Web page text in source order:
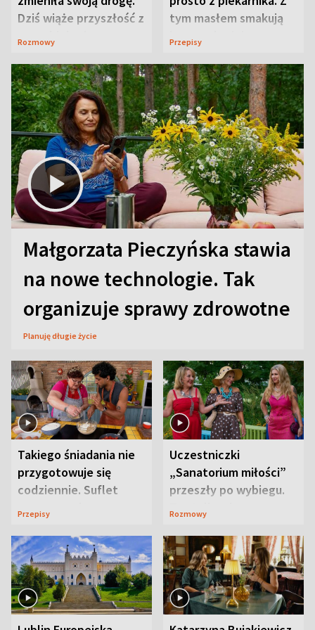
Dziś wiąże przyszłość z
neurobiologią
Rozmowy
tym masłem smakują
jeszcze lepiej
Przepisy
Małgorzata Pieczyńska stawia
na nowe technologie. Tak
organizuje sprawy zdrowotne
Planuję długie życie
Takiego śniadania nie
przygotowuje się
codziennie. Suflet
serowy zachwyca
Przepisy
Uczestniczki
„Sanatorium miłości”
przeszły po wybiegu.
Te stylizacje
Rozmowy